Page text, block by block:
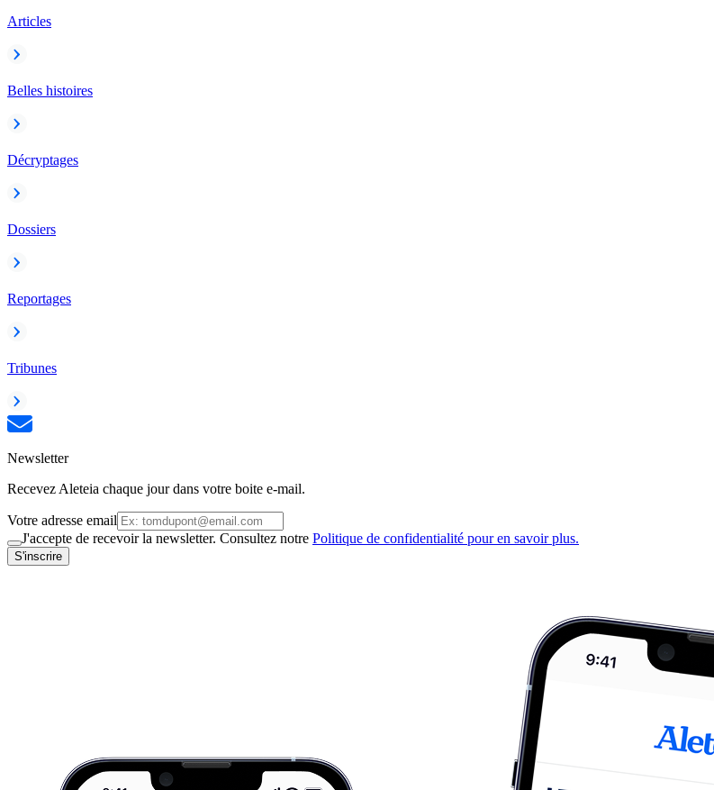
Articles
Belles histoires
Décryptages
Dossiers
Reportages
Tribunes
Newsletter
Recevez Aleteia chaque jour dans votre boite e-mail.
Votre adresse email
J'accepte de recevoir la newsletter. Consultez notre Politique de confidentialité pour en savoir plus.
S'inscrire